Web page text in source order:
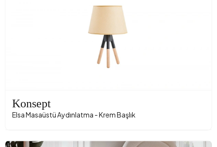
Konsept
Elsa Masaüstü Aydınlatma - Krem Başlık